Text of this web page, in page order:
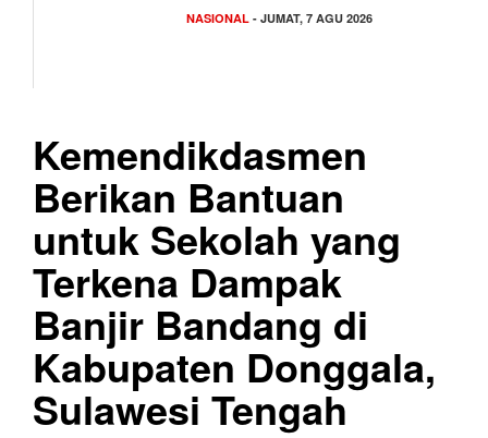
NASIONAL - JUMAT, 7 AGU 2026
Kemendikdasmen
Berikan Bantuan
untuk Sekolah yang
Terkena Dampak
Banjir Bandang di
Kabupaten Donggala,
Sulawesi Tengah